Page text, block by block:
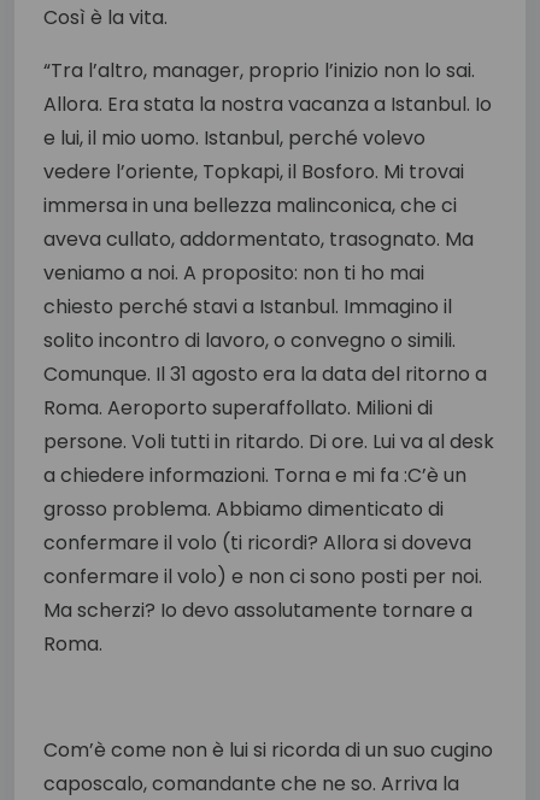
Così è la vita.
“Tra l’altro, manager, proprio l’inizio non lo sai.
Allora. Era stata la nostra vacanza a Istanbul. Io
e lui, il mio uomo. Istanbul, perché volevo
vedere l’oriente, Topkapi, il Bosforo. Mi trovai
immersa in una bellezza malinconica, che ci
aveva cullato, addormentato, trasognato. Ma
veniamo a noi. A proposito: non ti ho mai
chiesto perché stavi a Istanbul. Immagino il
solito incontro di lavoro, o convegno o simili.
Comunque. Il 31 agosto era la data del ritorno a
Roma. Aeroporto superaffollato. Milioni di
persone. Voli tutti in ritardo. Di ore. Lui va al desk
a chiedere informazioni. Torna e mi fa :C’è un
grosso problema. Abbiamo dimenticato di
confermare il volo (ti ricordi? Allora si doveva
confermare il volo) e non ci sono posti per noi.
Ma scherzi? Io devo assolutamente tornare a
Roma.
Com’è come non è lui si ricorda di un suo cugino
caposcalo, comandante che ne so. Arriva la